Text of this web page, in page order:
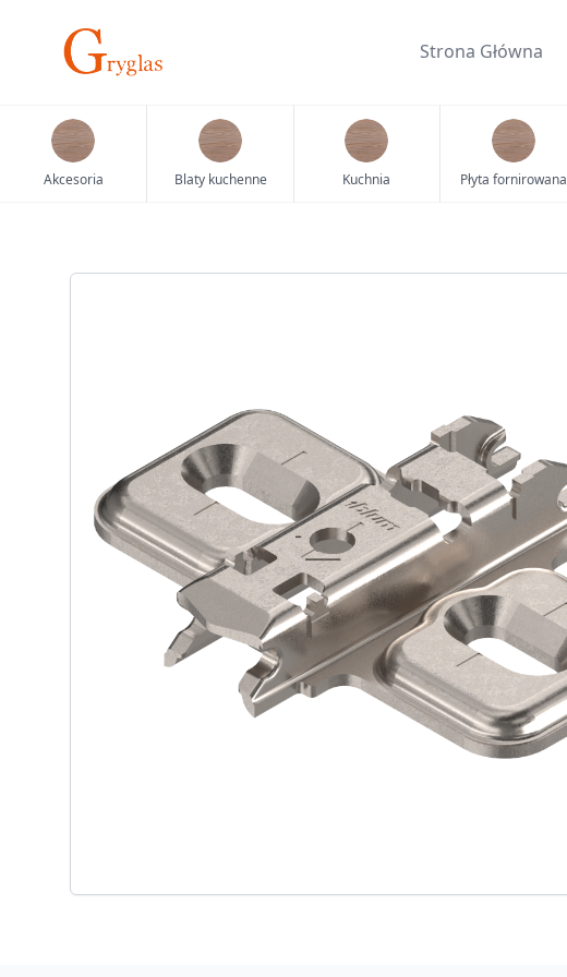
Strona Główna
Akcesoria Blaty kuchenne Kuchnia Płyta fornirowana